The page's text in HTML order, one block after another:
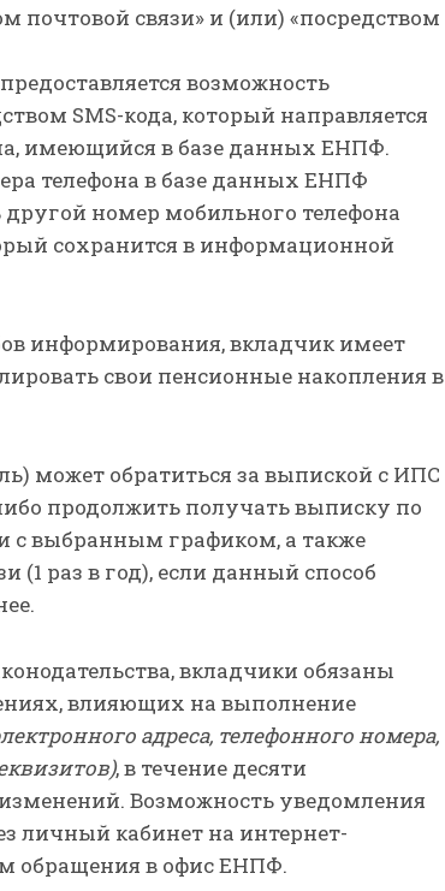
почтовой связи» и (или) «посредством
возможность
SMS-кода, который направляется
имеющийся в базе данных ЕНПФ.
телефона в базе данных ЕНПФ
номер мобильного телефона
сохранится в информационной
информирования, вкладчик имеет
свои пенсионные накопления в
может обратиться за выпиской с ИПС
продолжить получать выписку по
с выбранным графиком, а также
(1 раз в год), если данный способ
вкладчики обязаны
влияющих на выполнение
адреса, телефонного номера,
, в течение десяти
Возможность уведомления
личный кабинет на интернет-
обращения в офис ЕНПФ.